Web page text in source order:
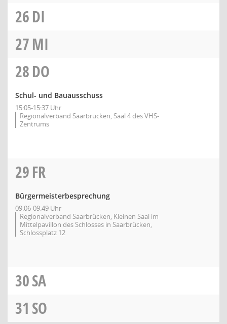
26DI
27MI
28DO
Schul- und Bauausschuss
15:05-15:37 Uhr
Regionalverband Saarbrücken, Saal 4 des VHS-
Zentrums
29FR
Bürgermeisterbesprechung
09:06-09:49 Uhr
Regionalverband Saarbrücken, Kleinen Saal im
Mittelpavillon des Schlosses in Saarbrücken,
Schlossplatz 12
30SA
31 SO